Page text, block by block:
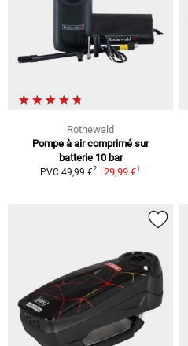
Rothewald
Pompe à air comprimé sur
batterie 10 bar
PVC 49,99 €2 29,99 €1